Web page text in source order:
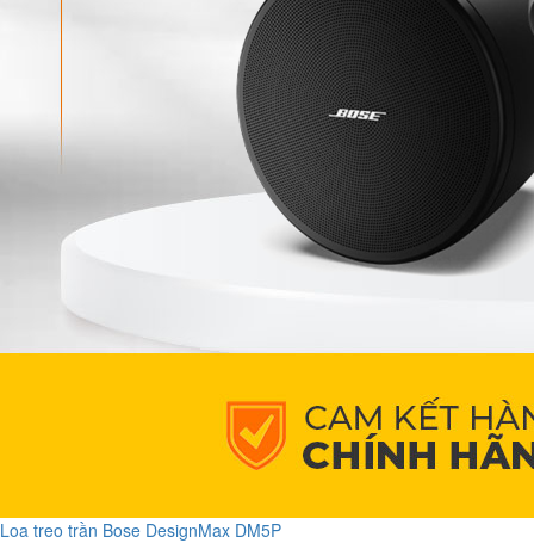
Loa treo trần Bose DesignMax DM5P